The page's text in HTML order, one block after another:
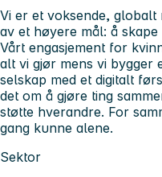
Vi er et voksende,
av et høyere mål: å
Vårt engasjement for
alt vi gjør mens vi
selskap med et digitalt
det om å gjøre ting
støtte hverandre. For
gang kunne alene.
Sektor